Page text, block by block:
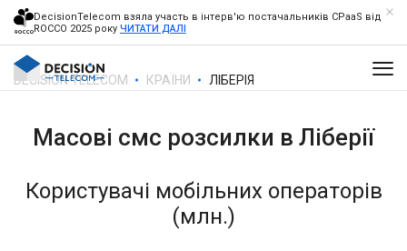
DecisionTelecom взяла участь в інтерв'ю постачальників CPaaS від
ROCCO 2025 року ЧИТАТИ ДАЛІ
DECISION TELECOM КРАЇНИ ЛІБЕРІЯ
Масові смс розсилки в Ліберії
Користувачі мобільних операторів
(млн.)